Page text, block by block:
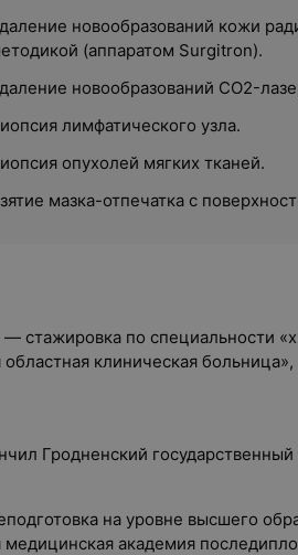
новообразований кожи
(аппаратом Surgitron).
новообразований CO2-
лимфатического узла.
опухолей мягких тканей.
мазка-отпечатка с
— стажировка по специальности
областная клиническая больница»,
Гродненский
на уровне высшего
медицинская академия